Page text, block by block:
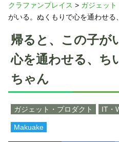
クラファンプレイス > ガジェット
がいる。ぬくもりで心を通わせ
帰ると、この子が
心を通わせる、ち
ちゃん
ガジェット・プロダクト IT・
Makuake